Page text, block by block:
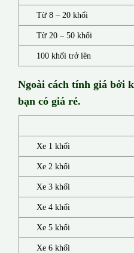
Từ 8 – 20 khối
Từ 20 – 50 khối
100 khối trở lên
Ngoài cách tính giá bởi
bạn có giá rẻ.
Xe 1 khối
Xe 2 khối
Xe 3 khối
Xe 4 khối
Xe 5 khối
Xe 6 khối